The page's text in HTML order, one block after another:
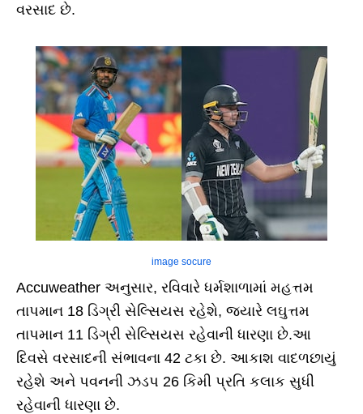
વરસાદ છે.
image socure
Accuweather અનુસાર, રવિવારે ધર્મશાળામાં મહત્તમ
તાપમાન 18 ડિગ્રી સેલ્સિયસ રહેશે, જ્યારે લઘુત્તમ
તાપમાન 11 ડિગ્રી સેલ્સિયસ રહેવાની ધારણા છે.આ
દિવસે વરસાદની સંભાવના 42 ટકા છે. આકાશ વાદળછાયું
રહેશે અને પવનની ઝડપ 26 કિમી પ્રતિ કલાક સુધી
રહેવાની ધારણા છે.